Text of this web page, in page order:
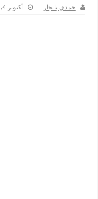
حمدي بانجار أكتوبر 4, 2017